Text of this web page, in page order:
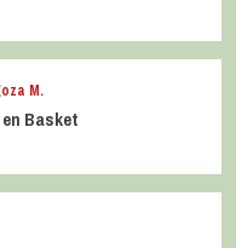
M.
Basket